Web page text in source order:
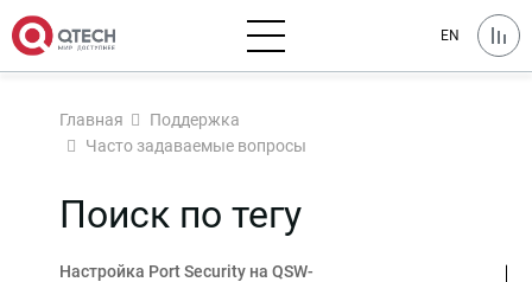
EN
Главная
Поддержка
Часто задаваемые вопросы
Поиск по тегу
Настройка Port Security на QSW-